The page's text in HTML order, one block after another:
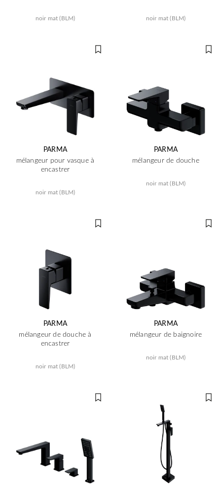
noir mat (BLM) noir mat (BLM)
PARMA
mélangeur pour vasque à
encastrer
noir mat (BLM)
PARMA
mélangeur de douche
noir mat (BLM)
PARMA
mélangeur de douche à
encastrer
noir mat (BLM)
PARMA
mélangeur de baignoire
noir mat (BLM)